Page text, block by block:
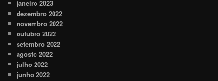
janeiro 2023
dezembro 2022
novembro 2022
outubro 2022
setembro 2022
agosto 2022
julho 2022
junho 2022